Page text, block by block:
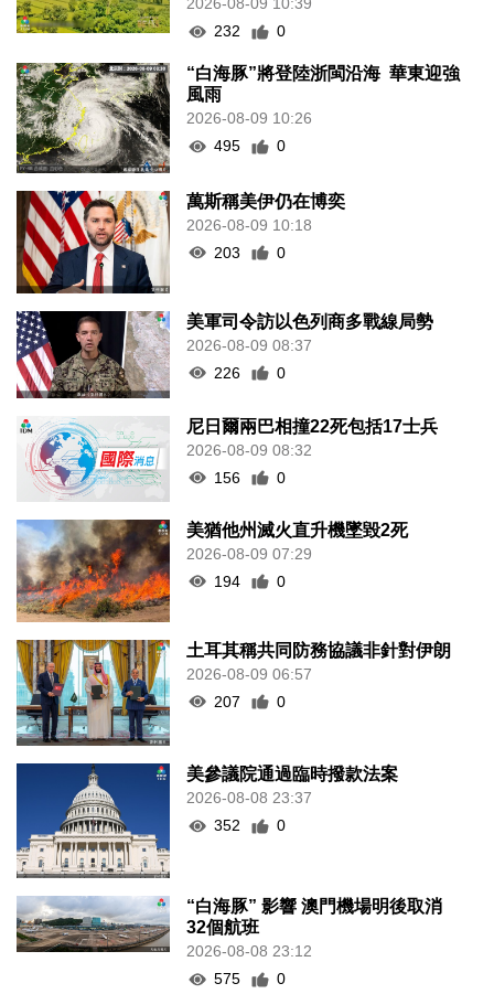
232
0
“白海豚”將登陸浙閩沿海 華東迎強
風雨
2026-08-09 10:26
495
0
萬斯稱美伊仍在博奕
2026-08-09 10:18
203
0
美軍司令訪以色列商多戰線局勢
2026-08-09 08:37
226
0
尼日爾兩巴相撞22死包括17士兵
2026-08-09 08:32
156
0
美猶他州滅火直升機墜毀2死
2026-08-09 07:29
194
0
土耳其稱共同防務協議非針對伊朗
2026-08-09 06:57
207
0
美參議院通過臨時撥款法案
2026-08-08 23:37
352
0
“白海豚” 影響 澳門機場明後取消
32個航班
2026-08-08 23:12
575
0